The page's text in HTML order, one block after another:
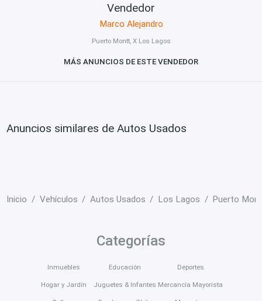
Vendedor
Marco Alejandro
Puerto Montt, X Los Lagos
MÁS ANUNCIOS DE ESTE VENDEDOR
Anuncios similares de Autos Usados
Inicio Vehículos Autos Usados Los Lagos Puerto
Categorías
Inmuebles
Hogar y Jardín
Educación
Juguetes & Infantes
Deportes
Mercancía Mayorista